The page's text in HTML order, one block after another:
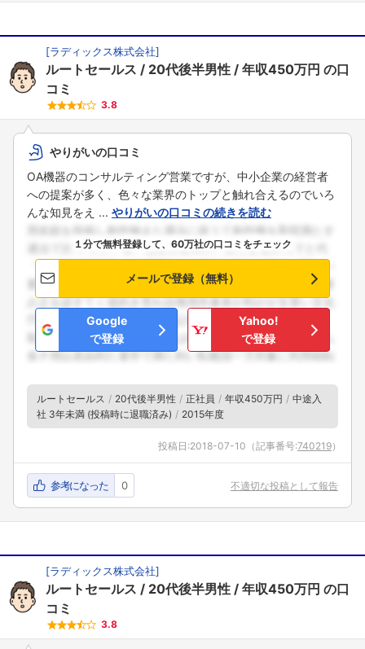
[ラディックス株式会社]
ルートセールス 20代後半男性 年収450万円 の口
コミ
3.8
やりがいの口コミ
OA機器のコンサルティング営業ですが、中小企業の経営者
への提案が多く、色々な業界のトップと触れ合えるのでいろ
んな知見をえ ... やりがいの口コミの続きを読む
１分で無料登録して、60万社の口コミをチェック
メールで登録（無料）
Google
で登録
Yahoo!
で登録
ルートセールス 20代後半男性 正社員 年収450万円
中途入
社 3年未満 (投稿時に退職済み)
2015年度
投稿日:2018-07-10 （記事番号:740219）
参考になった 0 不適切な投稿として報告
[ラディックス株式会社]
ルートセールス 20代後半男性 年収450万円 の口
コミ
3.8